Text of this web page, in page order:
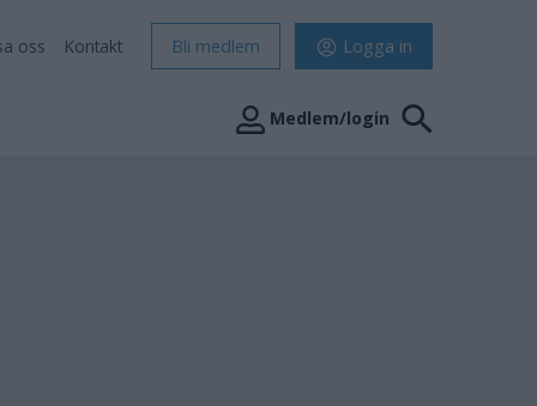
oss Kontakt Bli medlem Logga in
Medlem/login